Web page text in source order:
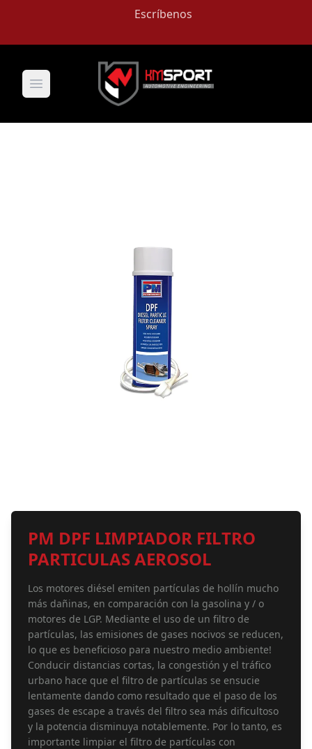
Escríbenos
Open main menu
PM DPF LIMPIADOR FILTRO
PARTICULAS AEROSOL
Los motores diésel emiten partículas de hollín mucho
más dañinas, en comparación con la gasolina y / o
motores de LGP. Mediante el uso de un filtro de
partículas, las emisiones de gases nocivos se reducen,
lo que es beneficioso para nuestro medio ambiente!
Conducir distancias cortas, la congestión y el tráfico
urbano hace que el filtro de partículas se ensucie
lentamente dando como resultado que el paso de los
gases de escape a través del filtro sea más dificultoso
y la potencia disminuya notablemente. Por lo tanto, es
importante limpiar el filtro de partículas con